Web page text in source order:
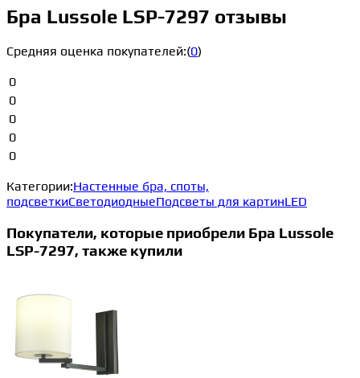
Бра Lussole LSP-7297 отзывы
Средняя оценка покупателей:(0)
0
0
0
0
0
Категории:Настенные бра, споты,
подсветкиСветодиодныеПодсветы для картинLED
Покупатели, которые приобрели Бра Lussole
LSP-7297, также купили